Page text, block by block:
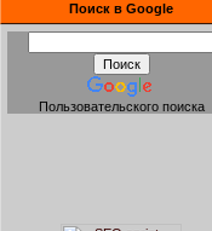
Поиск в Google
Пользовательского поиска